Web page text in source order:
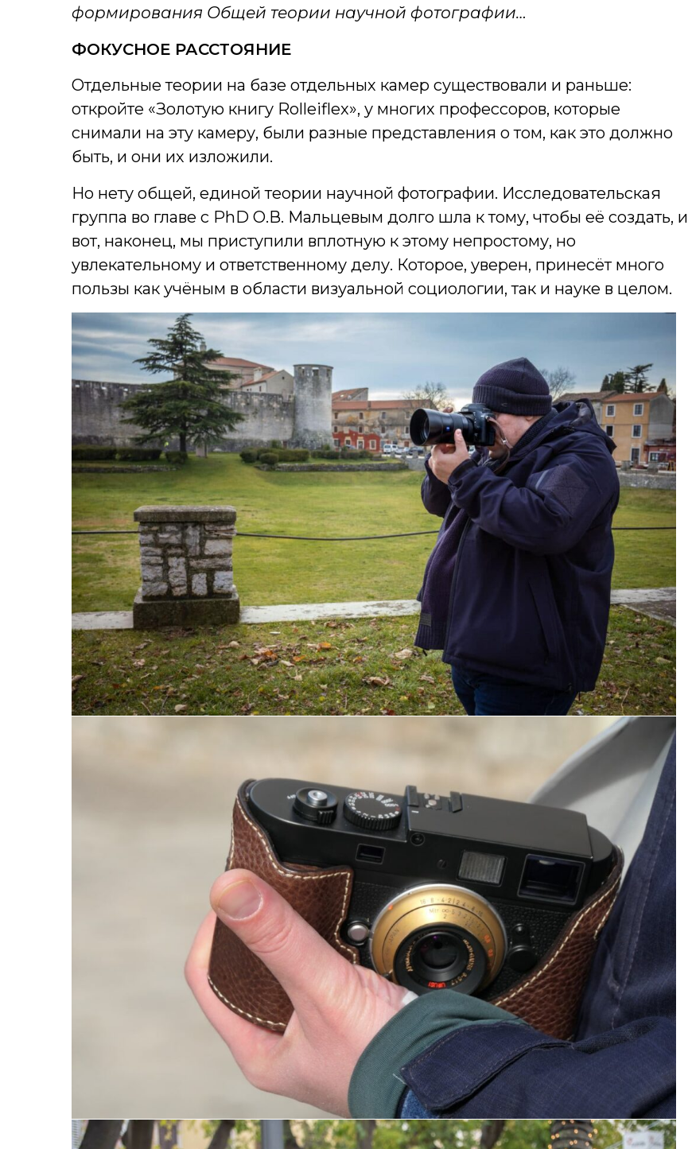
формирования Общей теории научной фотографии…
ФОКУСНОЕ РАССТОЯНИЕ
Отдельные теории на базе отдельных камер существовали и раньше:
откройте «Золотую книгу Rolleiflex», у многих профессоров, которые
снимали на эту камеру, были разные представления о том, как это должно
быть, и они их изложили.
Но нету общей, единой теории научной фотографии. Исследовательская
группа во главе с PhD О.В. Мальцевым долго шла к тому, чтобы её создать, и
вот, наконец, мы приступили вплотную к этому непростому, но
увлекательному и ответственному делу. Которое, уверен, принесёт много
пользы как учёным в области визуальной социологии, так и науке в целом.